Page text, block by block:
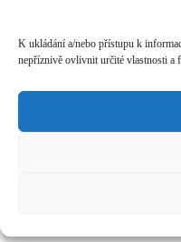
K ukládání a/nebo přístupu k
nepříznivě ovlivnit určité vlastnosti a